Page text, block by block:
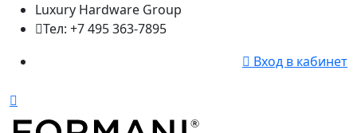
Luxury Hardware Group
Тел: +7 495 363-7895
Вход в кабинет